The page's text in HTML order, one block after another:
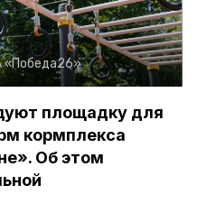
«Победа26»
площадку для
кормплекса
Об этом